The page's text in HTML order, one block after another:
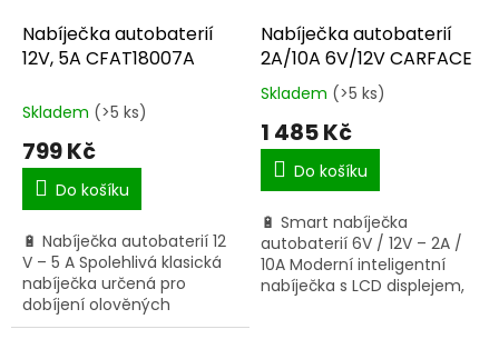
Nabíječka autobaterií
12V, 5A CFAT18007A
Skladem (>5 ks)
799 Kč
Do košíku
🔋 Nabíječka autobaterií 12
V – 5 A Spolehlivá klasická
nabíječka určená pro
dobíjení olověných
akumulátorů v osobních
Nabíječka autobaterií
2A/10A 6V/12V CARFACE
Průměrné
hodnocení
produktu
5,0
5
hvězdiček.
Skladem (>5 ks)
1 485 Kč
Do košíku
🔋 Smart nabíječka
autobaterií 6V / 12V – 2A /
10A Moderní inteligentní
nabíječka s LCD displejem,